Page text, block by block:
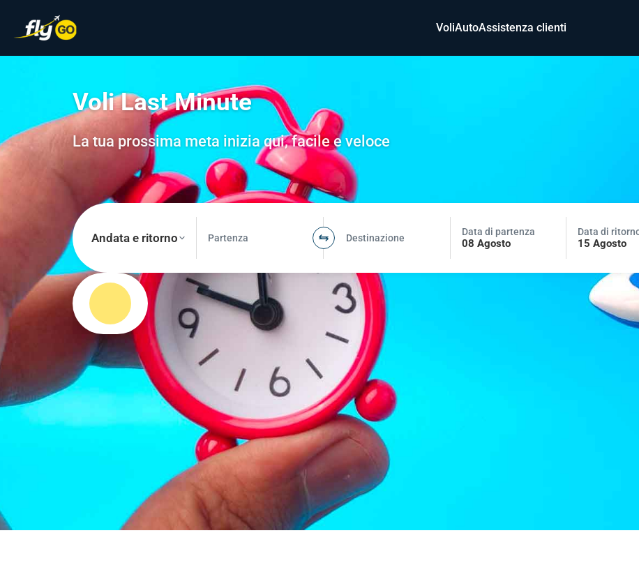
VoliAutoAssistenza clienti
Voli Last Minute
La tua prossima meta inizia qui, facile e veloce
Andata e ritorno Partenza Destinazione
Data di partenza
08 Agosto
Data di
15 Agosto